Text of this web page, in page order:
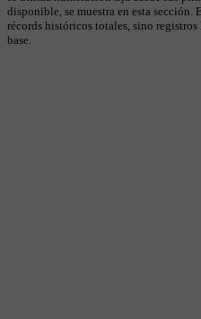
disponible, se muestra en esta sección.
récords históricos totales, sino
base.